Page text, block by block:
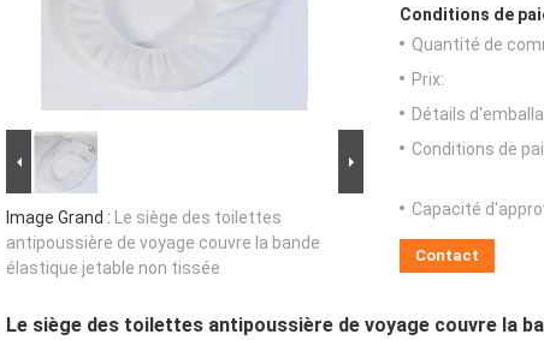
Image Grand : Le siège des toilettes
antipoussière de voyage couvre la bande
élastique jetable non tissée
Conditions de
Quantité de
Prix:
Détails
Conditions de
Capacité
Contact
Le siège des toilettes antipoussière de voyage couvre la